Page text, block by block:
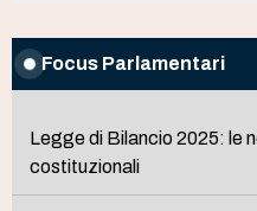
Focus Parlamentari
Legge di Bilancio 2025: le
costituzionali